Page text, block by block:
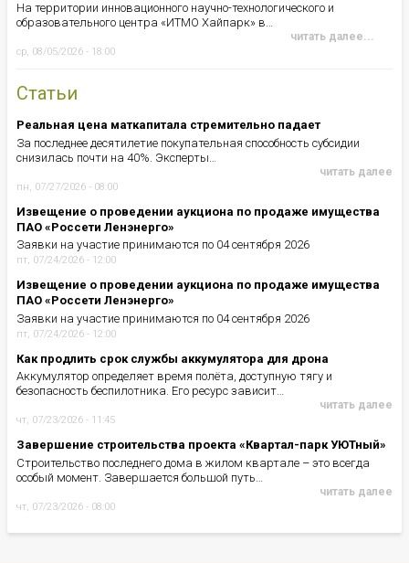
На территории инновационного научно-технологического и
образовательного центра «ИТМО Хайпарк» в…
читать далее...
ср, 08/05/2026 - 18:00
Статьи
Реальная цена маткапитала стремительно падает
За последнее десятилетие покупательная способность субсидии
снизилась почти на 40%. Эксперты…
читать далее
пн, 07/27/2026 - 08:00
Извещение о проведении аукциона по продаже имущества
ПАО «Россети Ленэнерго»
Заявки на участие принимаются по 04 сентября 2026
пт, 07/24/2026 - 12:00
Извещение о проведении аукциона по продаже имущества
ПАО «Россети Ленэнерго»
Заявки на участие принимаются по 04 сентября 2026
пт, 07/24/2026 - 12:00
Как продлить срок службы аккумулятора для дрона
Аккумулятор определяет время полёта, доступную тягу и
безопасность беспилотника. Его ресурс зависит…
читать далее
чт, 07/23/2026 - 11:45
Завершение строительства проекта «Квартал-парк УЮТный»
Строительство последнего дома в жилом квартале – это всегда
особый момент. Завершается большой путь…
читать далее
чт, 07/23/2026 - 08:00